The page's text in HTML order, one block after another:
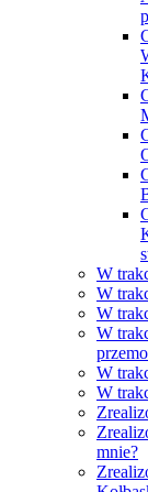
W
W
W
W
W
W
mnie?